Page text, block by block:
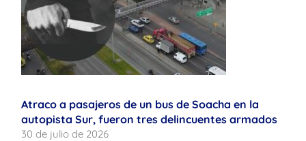
Atraco a pasajeros de un bus de Soacha en la
autopista Sur, fueron tres delincuentes armados
30 de julio de 2026